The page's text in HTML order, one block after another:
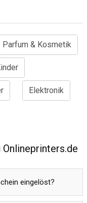
Parfum & Kosmetik
Elektronik
eingelöst?